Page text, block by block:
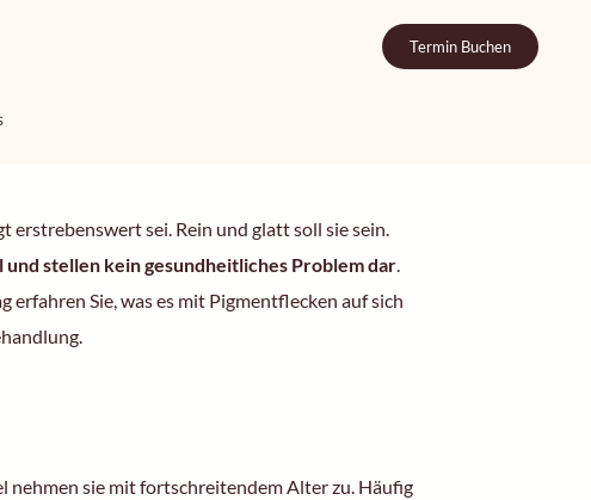
Termin Buchen
sei. Rein und glatt soll sie sein.
und stellen kein gesundheitliches Problem dar.
Sie, was es mit Pigmentflecken auf sich
nehmen sie mit fortschreitendem Alter zu. Häufig